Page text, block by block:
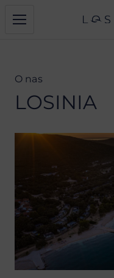
O nas
LOSINIA